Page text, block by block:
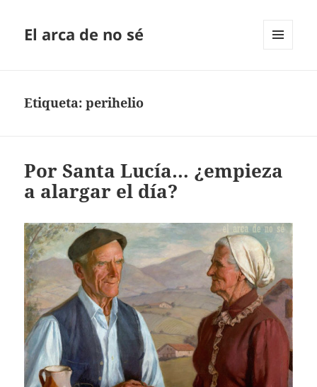
El arca de no sé
Etiqueta:perihelio
Por Santa Lucía… ¿empieza
a alargar el día?